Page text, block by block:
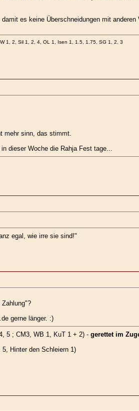
es keine Überschneidungen mit
1, 2, Sil 1, 2, 4, OL 1, Isen 1, 1.5, 1.75, SG 1, 2, 3
mehr sinn, das stimmt.
dieser Woche die Rahja Fest tage...
egal, wie irre sie sind!"
gerne länger. :)
5 ; CM3, WB 1, KuT 1 + 2) - gerettet im
Hinter den Schleiern 1)